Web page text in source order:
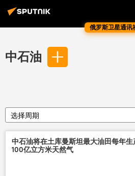
俄罗斯卫星通讯
中石油
选择周期
中石油将在土库曼斯坦最大油田每年生
100亿立方米天然气